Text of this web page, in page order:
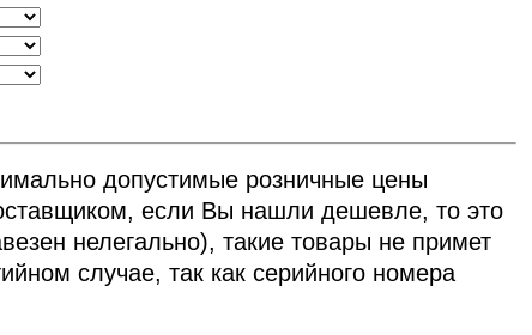
допустимые розничные цены
если Вы нашли дешевле, то это
нелегально), такие товары не примет
случае, так как серийного номера